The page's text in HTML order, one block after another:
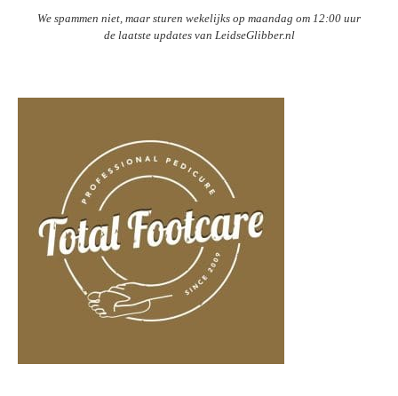
We spammen niet, maar sturen wekelijks op maandag om 12:00 uur
de laatste updates van LeidseGlibber.nl